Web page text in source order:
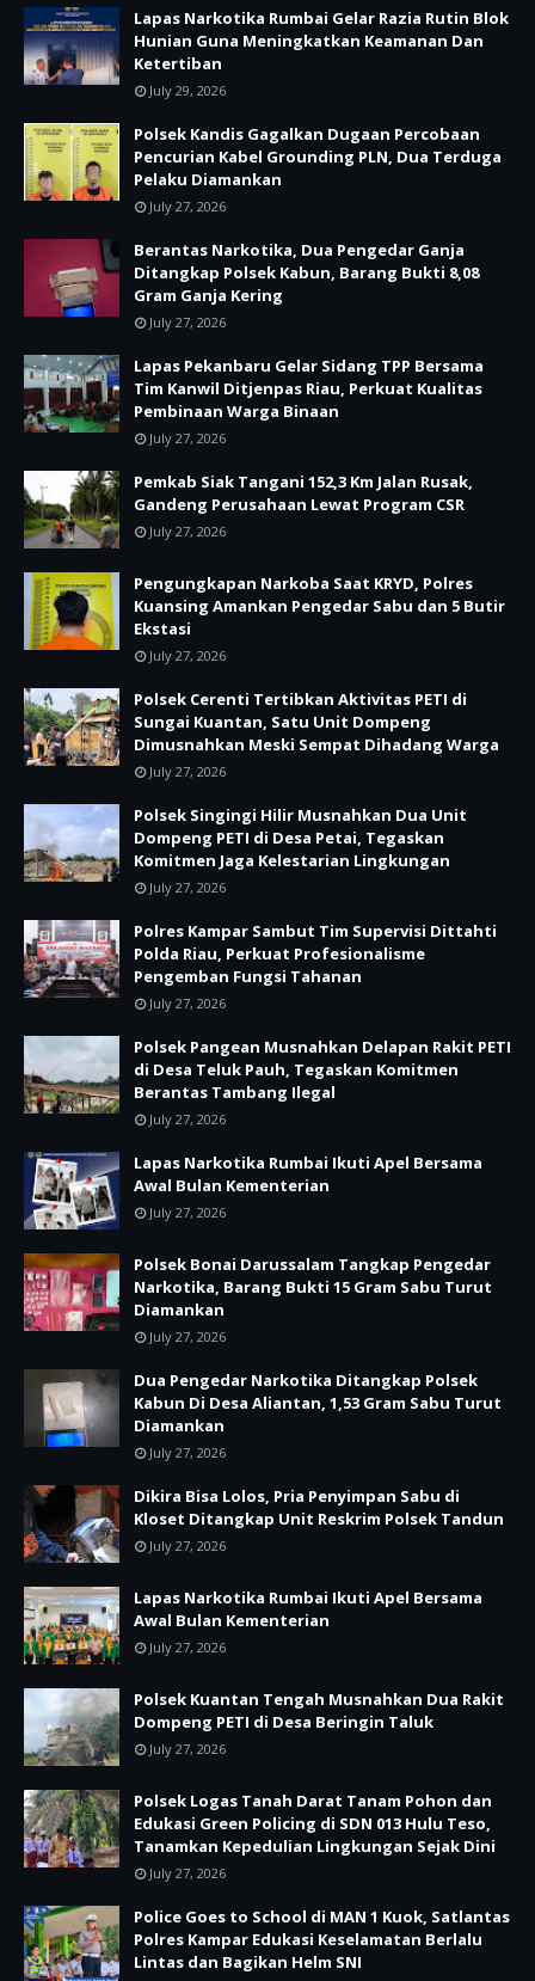
Lapas Narkotika Rumbai Gelar Razia Rutin Blok
Hunian Guna Meningkatkan Keamanan Dan
Ketertiban
July 29, 2026
Polsek Kandis Gagalkan Dugaan Percobaan
Pencurian Kabel Grounding PLN, Dua Terduga
Pelaku Diamankan
July 27, 2026
Berantas Narkotika, Dua Pengedar Ganja
Ditangkap Polsek Kabun, Barang Bukti 8,08
Gram Ganja Kering
July 27, 2026
Lapas Pekanbaru Gelar Sidang TPP Bersama
Tim Kanwil Ditjenpas Riau, Perkuat Kualitas
Pembinaan Warga Binaan
July 27, 2026
Pemkab Siak Tangani 152,3 Km Jalan Rusak,
Gandeng Perusahaan Lewat Program CSR
July 27, 2026
Pengungkapan Narkoba Saat KRYD, Polres
Kuansing Amankan Pengedar Sabu dan 5 Butir
Ekstasi
July 27, 2026
Polsek Cerenti Tertibkan Aktivitas PETI di
Sungai Kuantan, Satu Unit Dompeng
Dimusnahkan Meski Sempat Dihadang Warga
July 27, 2026
Polsek Singingi Hilir Musnahkan Dua Unit
Dompeng PETI di Desa Petai, Tegaskan
Komitmen Jaga Kelestarian Lingkungan
July 27, 2026
Polres Kampar Sambut Tim Supervisi Dittahti
Polda Riau, Perkuat Profesionalisme
Pengemban Fungsi Tahanan
July 27, 2026
Polsek Pangean Musnahkan Delapan Rakit PETI
di Desa Teluk Pauh, Tegaskan Komitmen
Berantas Tambang Ilegal
July 27, 2026
Lapas Narkotika Rumbai Ikuti Apel Bersama
Awal Bulan Kementerian
July 27, 2026
Polsek Bonai Darussalam Tangkap Pengedar
Narkotika, Barang Bukti 15 Gram Sabu Turut
Diamankan
July 27, 2026
Dua Pengedar Narkotika Ditangkap Polsek
Kabun Di Desa Aliantan, 1,53 Gram Sabu Turut
Diamankan
July 27, 2026
Dikira Bisa Lolos, Pria Penyimpan Sabu di
Kloset Ditangkap Unit Reskrim Polsek Tandun
July 27, 2026
Lapas Narkotika Rumbai Ikuti Apel Bersama
Awal Bulan Kementerian
July 27, 2026
Polsek Kuantan Tengah Musnahkan Dua Rakit
Dompeng PETI di Desa Beringin Taluk
July 27, 2026
Polsek Logas Tanah Darat Tanam Pohon dan
Edukasi Green Policing di SDN 013 Hulu Teso,
Tanamkan Kepedulian Lingkungan Sejak Dini
July 27, 2026
Police Goes to School di MAN 1 Kuok, Satlantas
Polres Kampar Edukasi Keselamatan Berlalu
Lintas dan Bagikan Helm SNI